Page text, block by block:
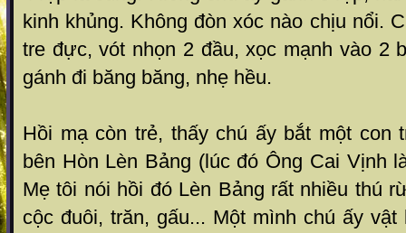
kinh khủng. Không đòn xóc nào chịu nổi.
tre đực, vót nhọn 2 đầu, xọc mạnh vào 2
gánh đi băng băng, nhẹ hều.
Hồi mạ còn trẻ, thấy chú ấy bắt một con
bên Hòn Lèn Bảng (lúc đó Ông Cai Vịnh
Mẹ tôi nói hồi đó Lèn Bảng rất nhiều thú
cộc đuôi, trăn, gấu... Một mình chú ấy